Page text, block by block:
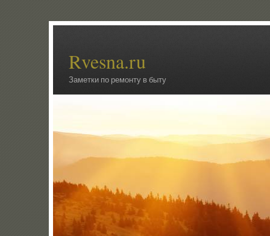
Rvesna.ru
Заметки по ремонту в быту